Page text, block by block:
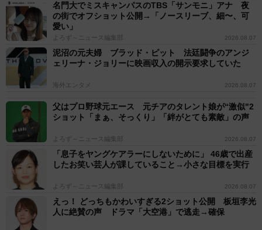
名門大でミスキャンパスのTBS「サンモニ」アナ 夜
の街でオフショット公開→「ノースリーブ、細〜、可
愛い」
よろず～ニュース編集部 2026.08.07
泥沼の元夫婦 ブラッド・ピット 法廷闘争のアンジ
ェリーナ・ジョリーに映画収入の開示要求していた
海外エンタメ 2026.08.07
父はプロ野球元エース 元チアのタレント娘が“激似"2
ショット「まぁ、そっくり」「絆がとても素敵」の声
よろず～ニュース編集部 2026.08.07
「息子をヤングケアラーにしないために」 46歳で出産
したお笑い芸人が課していること→小さな目標を実行
よろず～ニュース編集部 2026.08.07
えっ！ どっちもかわいすぎる2ショット公開 板垣李光
人に絶賛の声 ドラマ「大空港」で逃走→確保